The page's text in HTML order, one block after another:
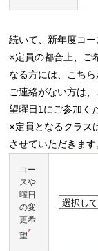
続いて、新年度コー
※定員の都合上、ご
なる方には、こち
ご連絡がない方は
望曜日1にご参加く
※定員となるクラス
させていただきます
コー
スや
曜日
の変
更希
望*